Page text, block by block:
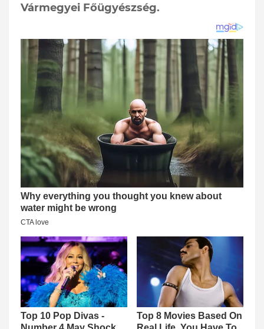
Vármegyei Főügyészség.